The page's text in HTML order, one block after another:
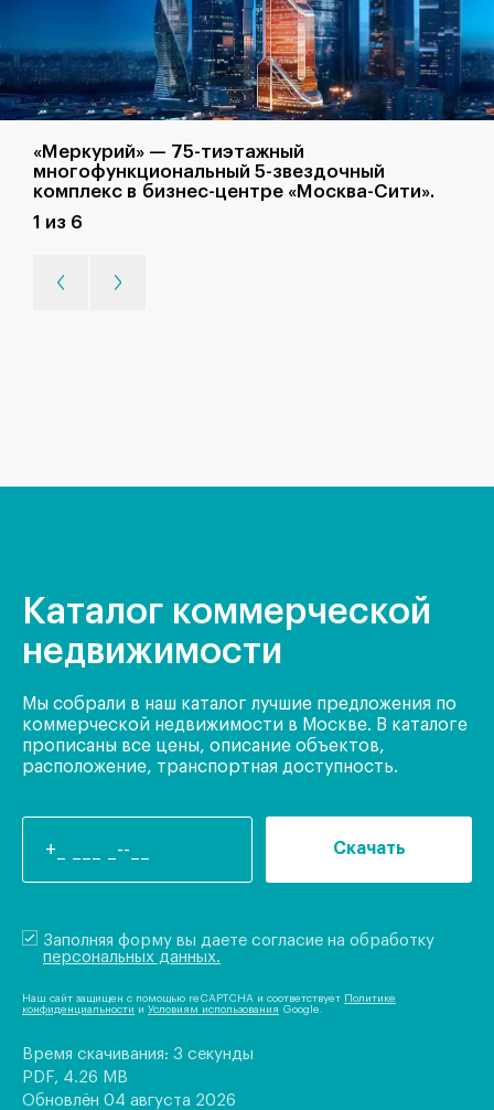
«Меркурий» — 75-тиэтажный
многофункциональный 5-звездочный
комплекс в бизнес-центре «Москва-Сити».
1 из 6
Каталог коммерческой
недвижимости
Мы собрали в наш каталог лучшие предложения по
коммерческой недвижимости в Москве. В каталоге
прописаны все цены, описание объектов,
расположение, транспортная доступность.
Скачать
Заполняя форму вы даете согласие на обработку
персональных данных.
Наш сайт защищен с помощью reCAPTCHA и соответствует Политике
конфиденциальности и Условиям использования Google.
Время скачивания: 3 секунды
PDF, 4.26 MB
Обновлён 04 августа 2026